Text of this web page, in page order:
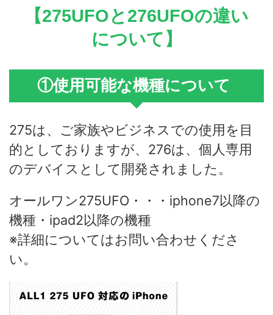
【275UFOと276UFOの違い
について】
①使用可能な機種について
275は、ご家族やビジネスでの使用を目
的としておりますが、276は、個人専用
のデバイスとして開発されました。
オールワン275UFO・・・iphone7以降の
機種・ipad2以降の機種
※詳細についてはお問い合わせくださ
い。